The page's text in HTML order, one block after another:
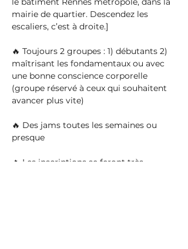
mairie de quartier. Descendez les
escaliers, c’est à droite.]
🔥 Toujours 2 groupes : 1) débutants 2)
maîtrisant les fondamentaux ou avec
une bonne conscience corporelle
(groupe réservé à ceux qui souhaitent
avancer plus vite)
🔥 Des jams toutes les semaines ou
presque
🔥 Les inscriptions se feront très